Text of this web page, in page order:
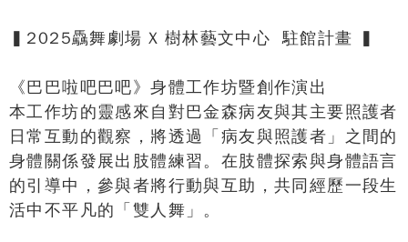
▍2025驫舞劇場 X 樹林藝文中心 ​ 駐館計畫 ▍
《巴巴啦吧巴吧》身體工作坊暨創作演出
本工作坊的靈感來自對巴金森病友與其主要照護者
日常互動的觀察，將透過「病友與照護者」之間的
身體關係發展出肢體練習。在肢體探索與身體語言
的引導中，參與者將行動與互助，共同經歷一段生
活中不平凡的「雙人舞」。